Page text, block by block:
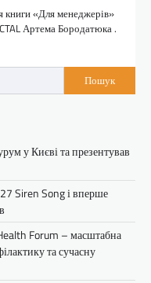
книги «Для менеджерів»
Артема Бородатюка .
Пошук
у Києві та презентував
Siren Song і вперше
Forum – масштабна
та сучасну